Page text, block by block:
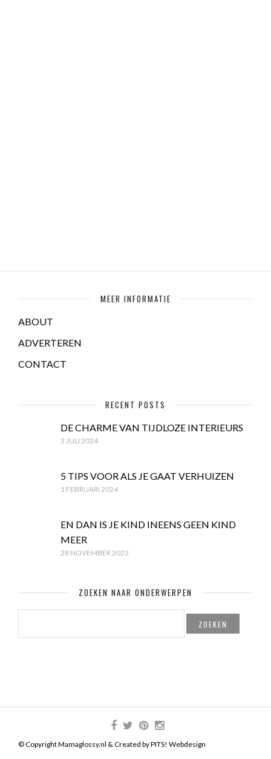
MEER INFORMATIE
ABOUT
ADVERTEREN
CONTACT
RECENT POSTS
DE CHARME VAN TIJDLOZE INTERIEURS
3 JULI 2024
5 TIPS VOOR ALS JE GAAT VERHUIZEN
1 FEBRUARI 2024
EN DAN IS JE KIND INEENS GEEN KIND
MEER
28 NOVEMBER 2023
ZOEKEN NAAR ONDERWERPEN
ZOEKEN
© Copyright Mamaglossy.nl & Created byPITS! Webdesign